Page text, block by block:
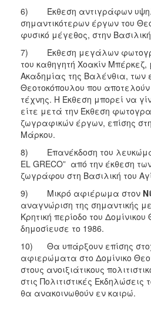
6) Έκθεση αντιγράφων
σημαντικότερων έργων του
φυσικό μέγεθος, στην
7) Έκθεση μεγάλων
του καθηγητή Χοακίν Μπέρκεζ,
Ακαδημίας της Βαλένθια, των
Θεοτοκόπουλου που
τέχνης. Η Έκθεση μπορεί να
είτε μετά την Έκθεση
ζωγραφικών έργων, επίσης
Μάρκου.
8) Επανέκδοση του
EL GRECO” από την έκθεση
ζωγράφου στη Βασιλική του
9) Μικρό αφιέρωμα στον
αναγνώριση της σημαντικής
Κρητική περίοδο του
δημοσίευσε το 1986.
10) Θα υπάρξουν επίσης
αφιερώματα στο Δομίνικο
στους ανοιξιάτικους
στις Πολιτιστικές Εκδηλώσεις
θα ανακοινωθούν εν καιρώ.